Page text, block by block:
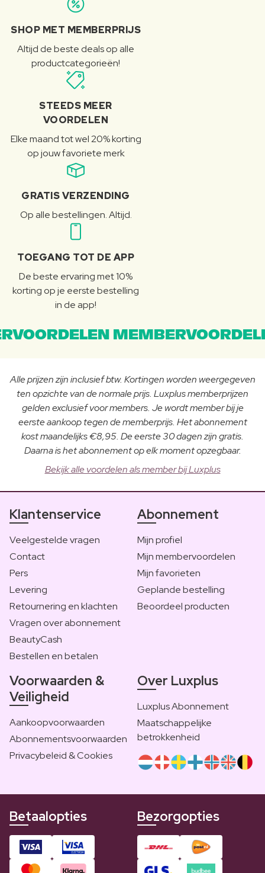
SHOP MET MEMBERPRIJS
Altijd de beste deals op alle
productcategorieën!
STEEDS MEER
VOORDELEN
Elke maand tot wel 20% korting
op jouw favoriete merk
GRATIS VERZENDING
Op alle bestellingen. Altijd.
TOEGANG TOT DE APP
De beste ervaring met 10%
korting op je eerste bestelling
in de app!
Alle prijzen zijn inclusief btw. Kortingen worden weergegeven
ten opzichte van de normale prijs. Luxplus memberprijzen
gelden exclusief voor members. Je wordt member bij je
eerste aankoop tegen de memberprijs. Het abonnement
kost maandelijks €8,95. De eerste 30 dagen zijn gratis.
Daarna is het abonnement op elk moment opzegbaar.
Bekijk alle voordelen als member bij Luxplus
Klantenservice
Veelgestelde vragen
Contact
Pers
Levering
Retournering en klachten
Vragen over abonnement
BeautyCash
Bestellen en betalen
Abonnement
Mijn profiel
Mijn membervoordelen
Mijn favorieten
Geplande bestelling
Beoordeel producten
Voorwaarden &
Veiligheid
Aankoopvoorwaarden
Abonnementsvoorwaarden
Privacybeleid & Cookies
Over Luxplus
Luxplus Abonnement
Maatschappelijke
betrokkenheid
Betaalopties Bezorgopties